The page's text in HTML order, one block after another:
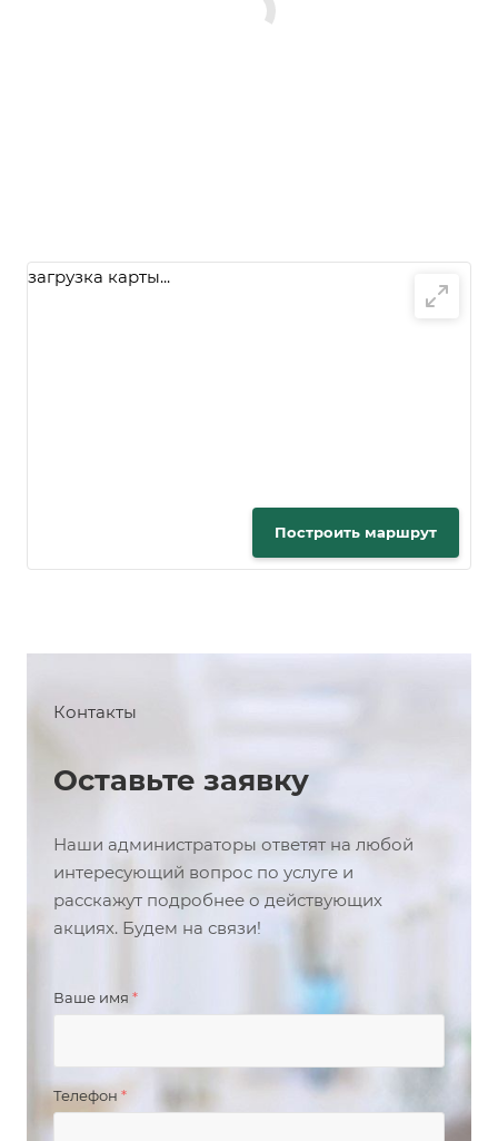
загрузка карты...
Построить маршрут
Контакты
Оставьте заявку
Наши администраторы ответят на любой
интересующий вопрос по услуге и
расскажут подробнее о действующих
акциях. Будем на связи!
Ваше имя *
Телефон *